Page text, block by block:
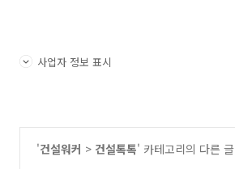
사업자 정보 표시
'건설워커 > 건설톡톡' 카테고리의 다른 글